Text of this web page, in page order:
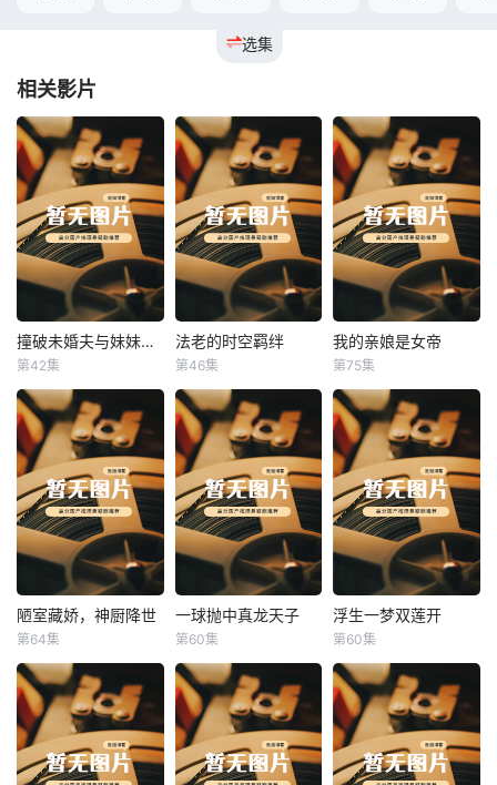
选集
相关影片
撞破未婚夫与妹妹打野战 撞破未婚夫与妹妹打野战
第42集
法老的时空羁绊
法老的时空羁绊
第46集
我的亲娘是女帝
我的亲娘是女帝
第75集
陋室藏娇，神厨降世
陋室藏娇，神厨降世
第64集
一球抛中真龙天子
一球抛中真龙天子
第60集
浮生一梦双莲开
浮生一梦双莲开
第60集